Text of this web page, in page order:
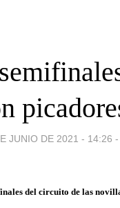
JUNIO DE 2021 - 14:26 -
del circuito de las